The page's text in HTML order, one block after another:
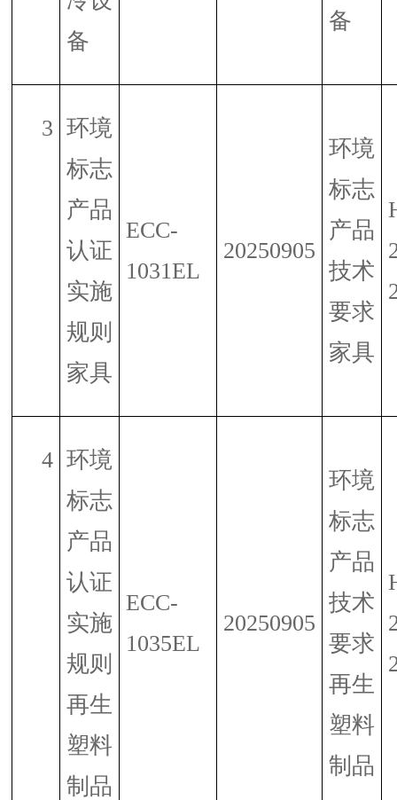
备
备
3 环境
标志
产品
认证
实施
规则
家具
ECC-
1031EL
20250905
环境
标志
产品
技术
要求
家具
4 环境
标志
产品
认证
实施
规则
再生
塑料
制品
ECC-
1035EL
20250905
环境
标志
产品
技术
要求
再生
塑料
制品